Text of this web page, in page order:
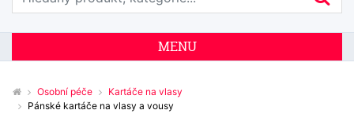
MENU
Osobní péče
Kartáče na vlasy
Pánské kartáče na vlasy a vousy